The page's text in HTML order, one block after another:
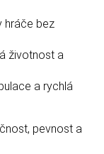
hráče bez
životnost a
a rychlá
pevnost a